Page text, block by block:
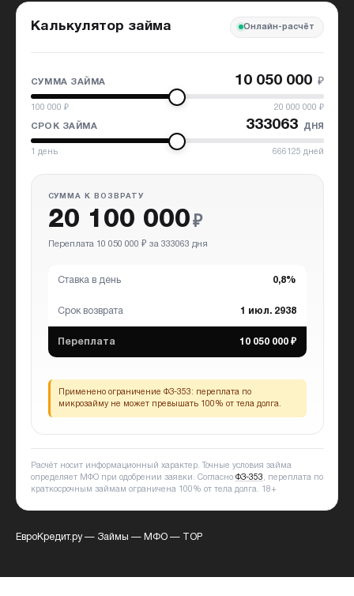
Калькулятор займа Онлайн-расчёт
СУММА ЗАЙМА 10 050 000 ₽
100 000 ₽ 20 000 000 ₽
СРОК ЗАЙМА 333063 дня
1 день 666125 дней
СУММА К ВОЗВРАТУ
20 100 000 ₽
Переплата 10 050 000 ₽ за 333063 дня
Ставка в день 0,8%
Срок возврата 1 июл. 2938
Переплата 10 050 000 ₽
Применено ограничение ФЗ-353:
переплата по
микрозайму не может превышать 100% от тела долга.
Расчёт носит информационный характер. Точные условия займа
определяет МФО при одобрении заявки. Согласно ФЗ-353 , переплата по
краткосрочным займам ограничена 100% от тела долга.
18+
ЕвроКредит.ру— Займы — МФО — ТОР